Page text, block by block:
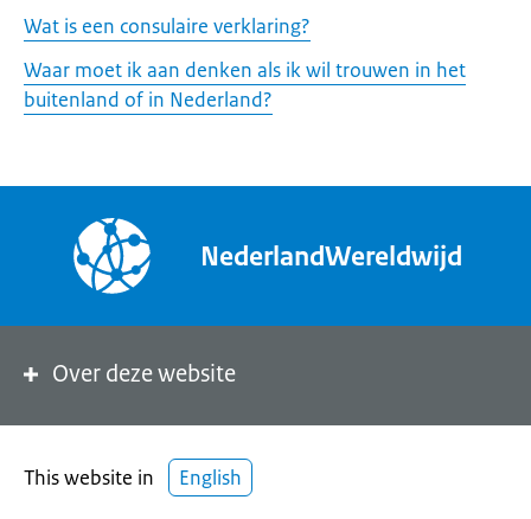
Wat is een consulaire verklaring?
Waar moet ik aan denken als ik wil trouwen in het
buitenland of in Nederland?
NederlandWereldwijd
Over deze website
This website in English